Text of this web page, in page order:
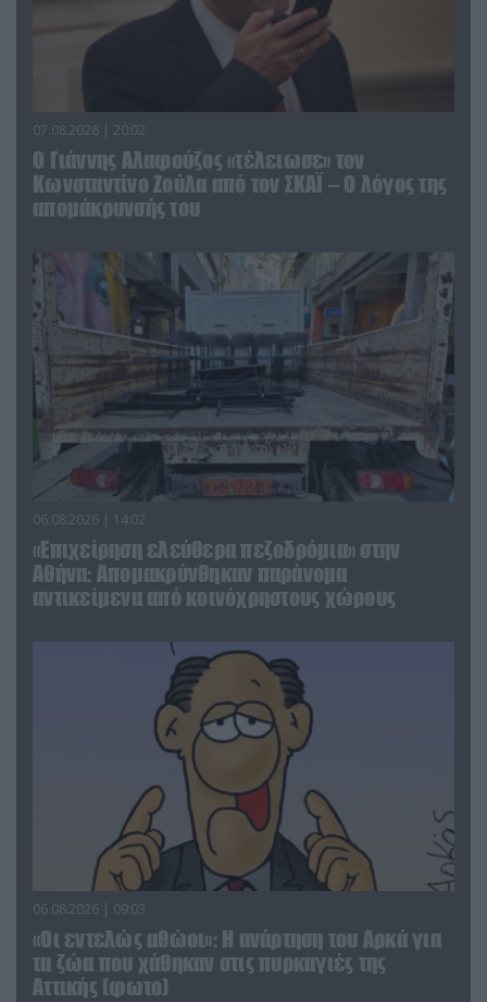
07.08.2026 | 20:02
Ο Γιάννης Αλαφούζος «τέλειωσε» τον
Κωνσταντίνο Ζούλα από τον ΣΚΑΪ – Ο λόγος της
απομάκρυνσής του
06.08.2026 | 14:02
«Επιχείρηση ελεύθερα πεζοδρόμια» στην
Αθήνα: Απομακρύνθηκαν παράνομα
αντικείμενα από κοινόχρηστους χώρους
06.08.2026 | 09:03
«Οι εντελώς αθώοι»: Η ανάρτηση του Αρκά για
τα ζώα που χάθηκαν στις πυρκαγιές της
Αττικής (φωτο)